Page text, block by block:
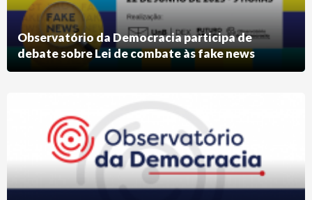
Observatório da Democracia participa de
debate sobre Lei de combate às fake news